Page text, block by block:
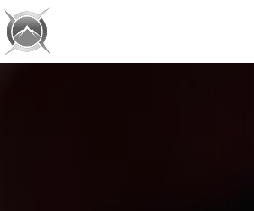
Panneau de gestion des cookies